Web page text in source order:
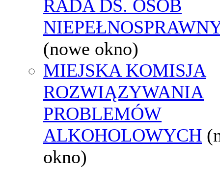
RADA DS. OSÓB
(nowe okno)
MIEJSKA KOMISJA
ROZWIĄZYWANIA
PROBLEMÓW
ALKOHOLOWYCH
okno)